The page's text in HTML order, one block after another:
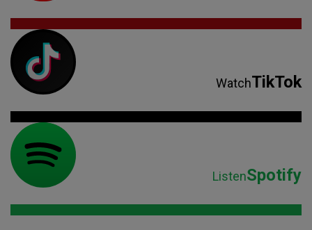
WatchTikTok
ListenSpotify